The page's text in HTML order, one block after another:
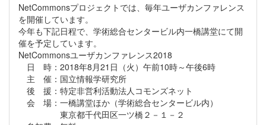
NetCommonsプロジェクトでは、毎年ユーザカンファレンス
を開催しています。
今年も下記日程で、学術総合センタービル内一橋講堂にて開
催を予定しています。
NetCommonsユーザカンファレンス2018
日 時：2018年8月21日（火）午前10時～午後6時
主 催：国立情報学研究所
後 援：特定非営利活動法人コモンズネット
会 場：一橋講堂ほか（学術総合センタービル内）
東京都千代田区一ツ橋２－１－２